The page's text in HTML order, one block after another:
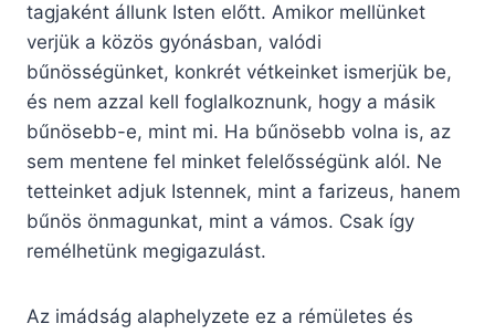
tagjaként állunk Isten előtt. Amikor mellünket
verjük a közös gyónásban, valódi
bűnösségünket, konkrét vétkeinket ismerjük be,
és nem azzal kell foglalkoznunk, hogy a másik
bűnösebb-e, mint mi. Ha bűnösebb volna is, az
sem mentene fel minket felelősségünk alól. Ne
tetteinket adjuk Istennek, mint a farizeus, hanem
bűnös önmagunkat, mint a vámos. Csak így
remélhetünk megigazulást.
Az imádság alaphelyzete ez a rémületes és